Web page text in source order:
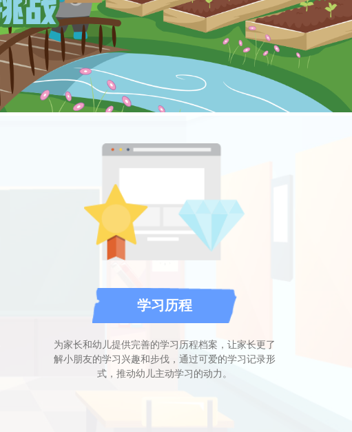
学习历程
为家长和幼儿提供完善的学习历程档案，让家长更了
解小朋友的学习兴趣和步伐，通过可爱的学习记录形
式，推动幼儿主动学习的动力。